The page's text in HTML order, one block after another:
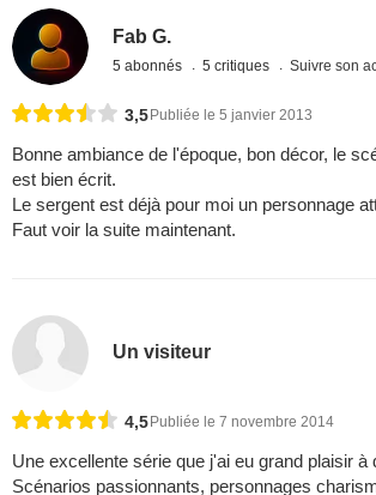
Fab G.
5 abonnés 5 critiques Suivre son
3,5 Publiée le 5 janvier 2013
Bonne ambiance de l'époque, bon décor, le
est bien écrit.
Le sergent est déjà pour moi un personnage
Faut voir la suite maintenant.
Un visiteur
4,5 Publiée le 7 novembre 2014
Une excellente série que j'ai eu grand plaisir à
Scénarios passionnants, personnages